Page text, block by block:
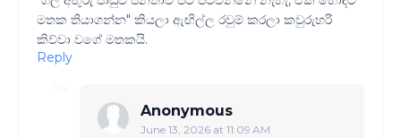
මතක තියාගන්න" කියලා ඇඟිල්ල රවුම් කරලා කවුරුහරි
කිව්වා වගේ මතකයි.
Reply
Anonymous
June 13, 2026 at 11:09 AM